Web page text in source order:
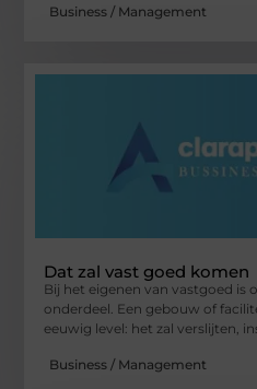
Business / Management
Dat zal vast goed komen
Bij het eigenen van vastgoed is
onderdeel. Een gebouw of
eeuwig level: het zal verslijten,
Business / Management